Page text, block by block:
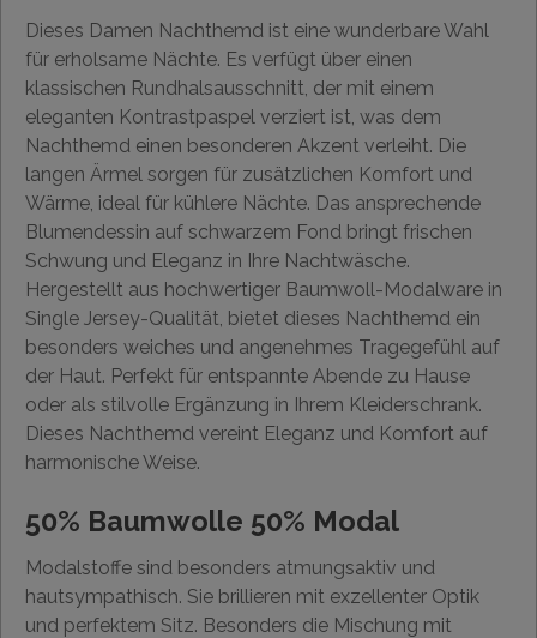
Dieses Damen Nachthemd ist eine wunderbare Wahl
für erholsame Nächte. Es verfügt über einen
klassischen Rundhalsausschnitt, der mit einem
eleganten Kontrastpaspel verziert ist, was dem
Nachthemd einen besonderen Akzent verleiht. Die
langen Ärmel sorgen für zusätzlichen Komfort und
Wärme, ideal für kühlere Nächte. Das ansprechende
Blumendessin auf schwarzem Fond bringt frischen
Schwung und Eleganz in Ihre Nachtwäsche.
Hergestellt aus hochwertiger Baumwoll-Modalware in
Single Jersey-Qualität, bietet dieses Nachthemd ein
besonders weiches und angenehmes Tragegefühl auf
der Haut. Perfekt für entspannte Abende zu Hause
oder als stilvolle Ergänzung in Ihrem Kleiderschrank.
Dieses Nachthemd vereint Eleganz und Komfort auf
harmonische Weise.
50% Baumwolle 50% Modal
Modalstoffe sind besonders atmungsaktiv und
hautsympathisch. Sie brillieren mit exzellenter Optik
und perfektem Sitz. Besonders die Mischung mit